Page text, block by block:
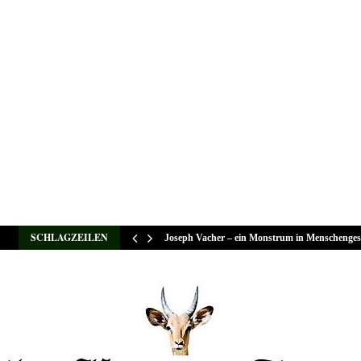
SCHLAGZEILEN Joseph Vacher – ein Monstrum in